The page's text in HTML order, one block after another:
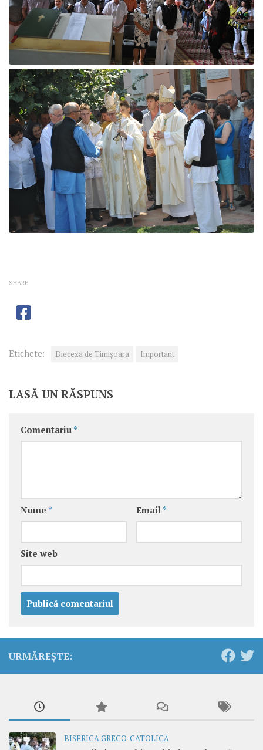
SHARE
Etichete: Dieceza de Timișoara Important
LASĂ UN RĂSPUNS
Comentariu *
Nume * Email *
Site web
URMĂREȘTE:
BISERICA GRECO-CATOLICĂ